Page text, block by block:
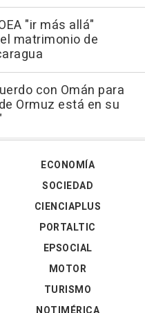
"ir más allá"
matrimonio de
con Omán para
Ormuz está en su
ECONOMÍA
SOCIEDAD
CIENCIAPLUS
PORTALTIC
EPSOCIAL
MOTOR
TURISMO